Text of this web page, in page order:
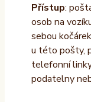
Přístup:
osob na
sebou
u této pošty,
telefonní
podatelny